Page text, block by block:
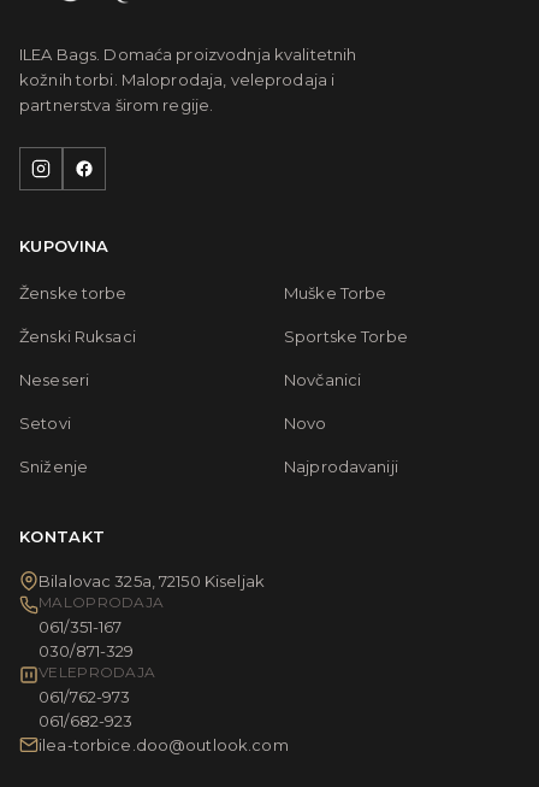
ILEA Bags. Domaća proizvodnja kvalitetnih
kožnih torbi. Maloprodaja, veleprodaja i
partnerstva širom regije.
KUPOVINA
Ženske torbe Muške Torbe
Ženski Ruksaci Sportske Torbe
Neseseri Novčanici
Setovi Novo
Sniženje Najprodavaniji
KONTAKT
Bilalovac 325a, 72150 Kiseljak
MALOPRODAJA
061/351-167
030/871-329
VELEPRODAJA
061/762-973
061/682-923
ilea-torbice.doo@outlook.com